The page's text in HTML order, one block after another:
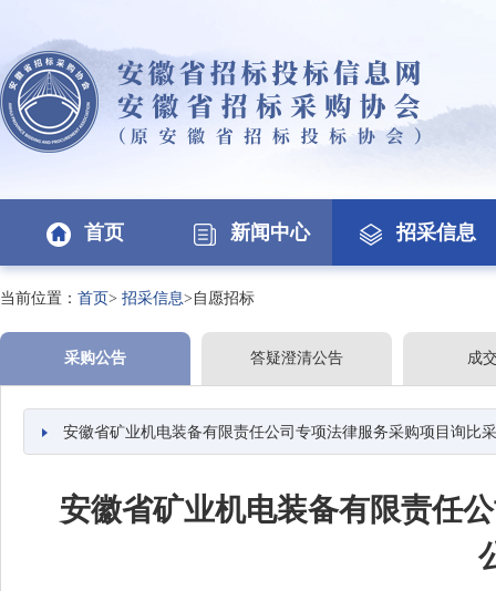
首页 新闻中心 招采信息
当前位置： 首页> 招采信息>自愿招标
采购公告 答疑澄清公告 成
安徽省矿业机电装备有限责任公司专项法律服务采购项目询比
安徽省矿业机电装备有限责任